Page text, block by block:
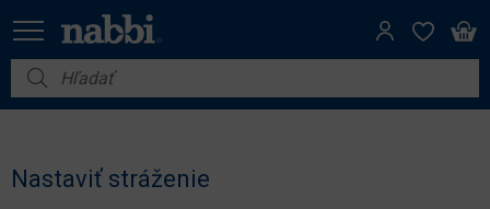
Nábytok
Dom a záhrada
Nastaviť stráženie